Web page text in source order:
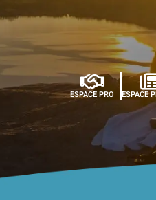
ESPACE PRO ESPACE